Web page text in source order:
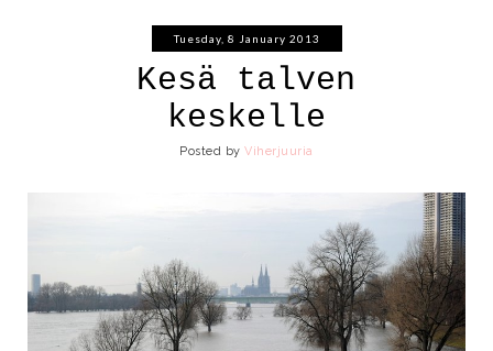
Tuesday, 8 January 2013
Kesä talven
keskelle
Posted byViherjuuria